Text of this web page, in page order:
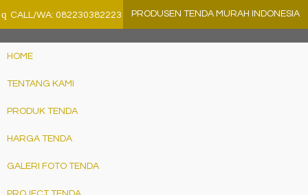
q CALL/WA: 082230382223 PRODUSEN TENDA MURAH INDONESIA
HOME
TENTANG KAMI
PRODUK TENDA
HARGA TENDA
GALERI FOTO TENDA